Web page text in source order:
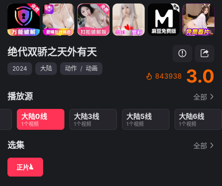
绝代双骄之天外有天
2024 大陆 动作 / 动画
843938 3.0
播放源 全部
大陆0线
1个视频
大陆3线
1个视频
大陆5线
1个视频
大陆6线
1个视频
选集 全部
正片